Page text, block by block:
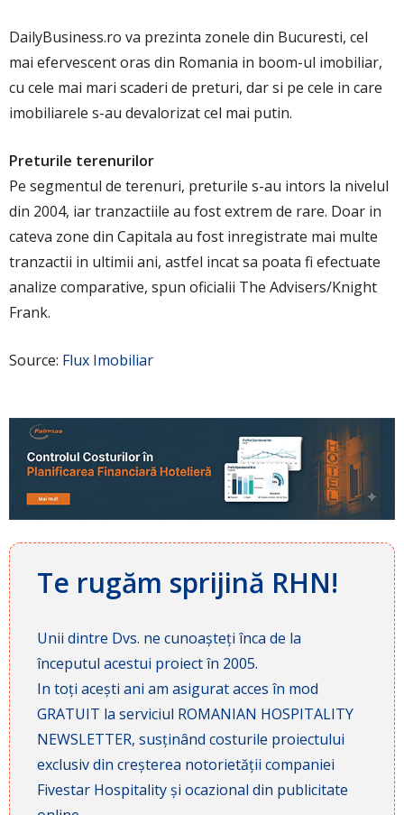
DailyBusiness.ro va prezinta zonele din Bucuresti, cel
mai efervescent oras din Romania in boom-ul imobiliar,
cu cele mai mari scaderi de preturi, dar si pe cele in care
imobiliarele s-au devalorizat cel mai putin.
Preturile terenurilor
Pe segmentul de terenuri, preturile s-au intors la nivelul
din 2004, iar tranzactiile au fost extrem de rare. Doar in
cateva zone din Capitala au fost inregistrate mai multe
tranzactii in ultimii ani, astfel incat sa poata fi efectuate
analize comparative, spun oficialii The Advisers/Knight
Frank.
Source: Flux Imobiliar
Te rugăm sprijină RHN!
Unii dintre Dvs. ne cunoașteți înca de la
începutul acestui proiect în 2005.
In toți acești ani am asigurat acces în mod
GRATUIT la serviciul ROMANIAN HOSPITALITY
NEWSLETTER, susținând costurile proiectului
exclusiv din creșterea notorietății companiei
Fivestar Hospitality și ocazional din publicitate